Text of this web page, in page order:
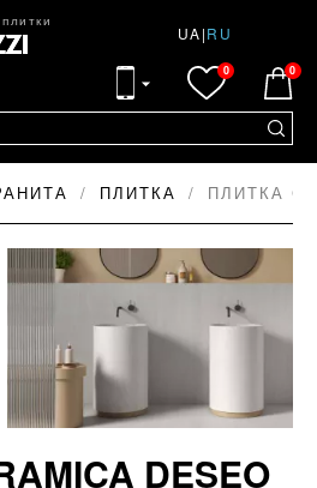
UA|RU
0 0
ПЛИТКА ПЛИТКА
DESEO